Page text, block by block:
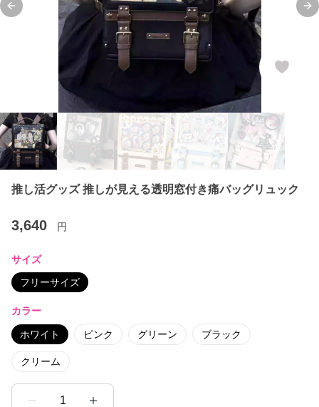
Previous slide
推し活グッズ 推しが見える透明窓付き痛バッグリュック
3,640 円
サイズ
フリーサイズ
カラー
ホワイト ピンク グリーン ブラック
クリーム
1